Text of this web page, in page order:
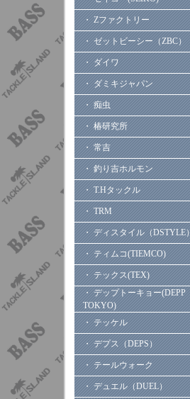
・ Zファクトリー
・ ゼットビーシー（ZBC）
・ ダイワ
・ ダミキジャパン
・ 痴虫
・ 椿研究所
・ 常吉
・ 釣り吉ホルモン
・ T.Hタックル
・ TRM
・ ディスタイル（DSTYLE）
・ ティムコ(TIEMCO)
・ テックス(TEX)
・ デップトーキョー(DEPP
TOKYO)
・ テッケル
・ デプス（DEPS）
・ テールウォーク
・ デュエル（DUEL）